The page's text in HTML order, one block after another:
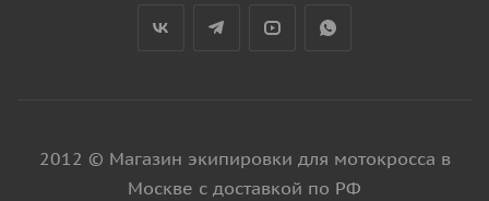
2012 © Магазин экипировки для мотокросса в
Москве с доставкой по РФ